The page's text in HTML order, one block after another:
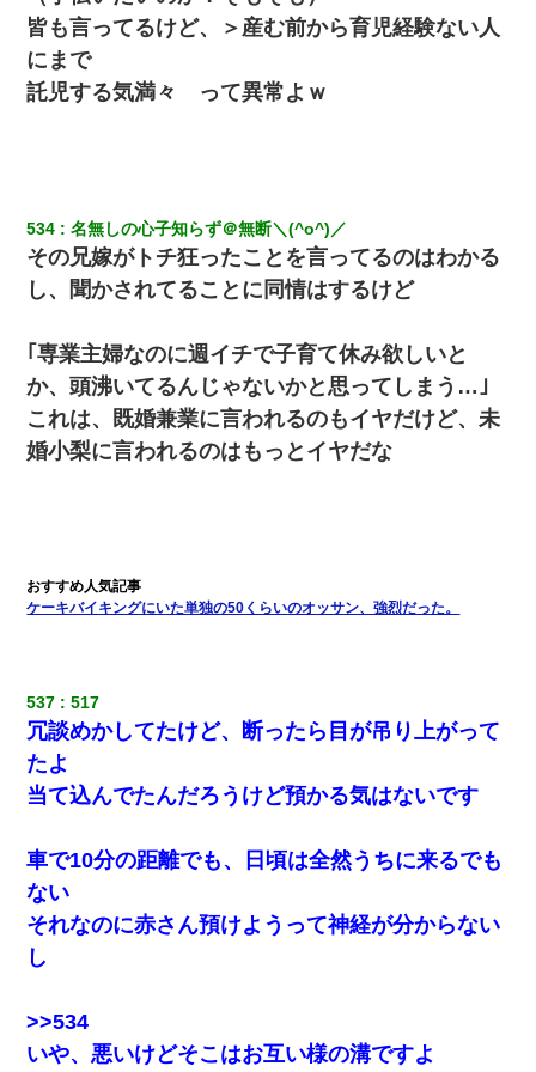
るなんてどういう神経してるの？離婚届を記入して持って来い」
→笑いが止まらなくなり・・・
最近うちの庭に知らない男の人がしょっちゅう入ってくる。それ
を職場で愚痴ったら、同僚男性が怒鳴りつけてきた。
見合いにて。嫁「はじめまして」俺「失礼ですが○○さんご本人で
すか？」
200万を貸したコウトから、追加で400万の申し込み、私「無理。
義弟より娘たちが大事」旦那「娘たちが成人したら別れよう」私
（は？）
元夫の連れ子「俺の結婚式の時くらい、母親としての責任を果た
そうとは思わないのか！」→どうも連れ子は…
子供の頃、母の弟にイタズラされてて中学に入ってから関係を持
ってしまった。拒絶したら「全部バラしてやる」と脅迫されたの
で両親に全部話した。
けた
今日夫の実家に泊ったんだけど、朝起きたら股間がなんかモッコ
リしてた
果
22歳の頃、父に36歳の男性とお見合いをしてくれと頼まれた。父
の親会社の経営者の息子さんだったので、父も喜んで私の写真を
送ったんだが→
嫁が涙声で『会いたいね』とか言っているのが聞こえた。俺「こ
んな時間に誰と電話してんの？」嫁「ごめんなさい…！（大号
泣」俺（キターー）→
皆も言ってるけど、＞産む前から育児経験ない人
にまで
託児する気満々 って異常よｗ
534 名無しの心子知らず＠無断＼(^o^)／
その兄嫁がトチ狂ったことを言ってるのはわかる
し、聞かされてることに同情はするけど
｢専業主婦なのに週イチで子育て休み欲しいと
か、頭沸いてるんじゃないかと思ってしまう…｣
これは、既婚兼業に言われるのもイヤだけど、未
婚小梨に言われるのはもっとイヤだな
ケーキバイキングにいた単独の50くらいのオッサン、強烈だった。
537 517
冗談めかしてたけど、断ったら目が吊り上がって
たよ
当て込んでたんだろうけど預かる気はないです
車で10分の距離でも、日頃は全然うちに来るでも
ない
それなのに赤さん預けようって神経が分からない
し
>>534
いや、悪いけどそこはお互い様の溝ですよ